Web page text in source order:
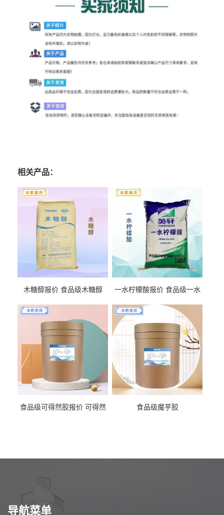
相关产品：
木糖醇报价 食品级木糖醇
一水柠檬酸报价 食品级一水
食品级可得然胶报价 可得然
食品级魔芋胶
导航菜单